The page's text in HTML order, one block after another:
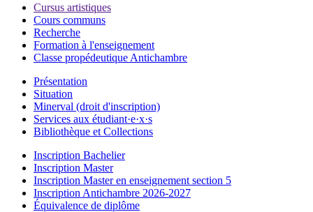
Cursus artistiques
Cours communs
Recherche
Formation à l'enseignement
Classe propédeutique Antichambre
Présentation
Situation
Minerval (droit d'inscription)
Services aux étudiant·e·x·s
Bibliothèque et Collections
Inscription Bachelier
Inscription Master
Inscription Master en enseignement section 5
Inscription Antichambre 2026-2027
Équivalence de diplôme